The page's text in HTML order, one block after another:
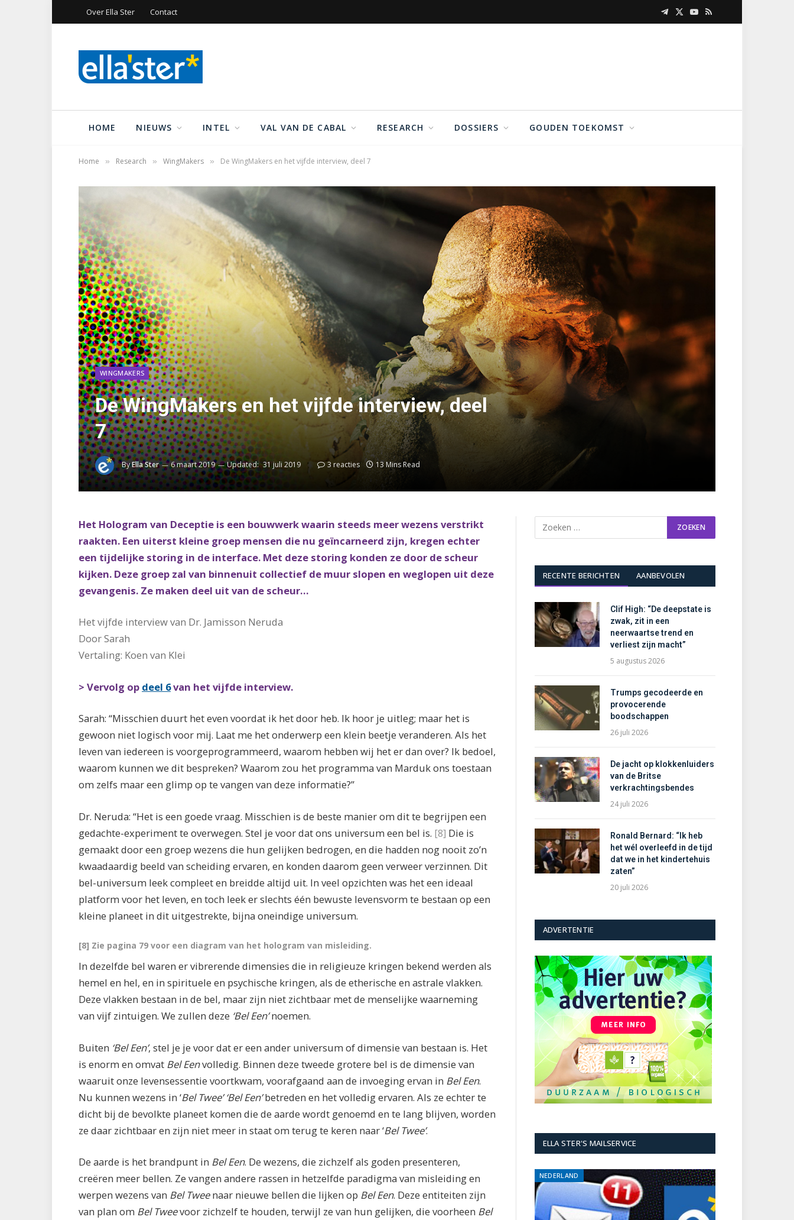
Over Ella Ster Contact Telegram
X
YouTube
RSS
HOME NIEUWS INTEL VAL VAN DE CABAL RESEARCH DOSSIERS GOUDEN TOEKOMST
Home » Research » WingMakers » De WingMakers en het vijfde interview, deel 7
WINGMAKERS
De WingMakers en het vijfde interview, deel
7
ByElla Ster 6 maart 2019 Updated: 31 juli 2019 3 reacties 13 Mins Read
Het Hologram van Deceptie is een bouwwerk waarin steeds meer wezens verstrikt
raakten. Een uiterst kleine groep mensen die nu geïncarneerd zijn, kregen echter
een tijdelijke storing in de interface. Met deze storing konden ze door de scheur
kijken. Deze groep zal van binnenuit collectief de muur slopen en weglopen uit deze
gevangenis. Ze maken deel uit van de scheur…
Het vijfde interview van Dr. Jamisson Neruda
Door Sarah
Vertaling: Koen van Klei
> Vervolg op deel 6van het vijfde interview.
Sarah: “Misschien duurt het even voordat ik het door heb. Ik hoor je uitleg; maar het is
gewoon niet logisch voor mij. Laat me het onderwerp een klein beetje veranderen. Als het
leven van iedereen is voorgeprogrammeerd, waarom hebben wij het er dan over? Ik bedoel,
waarom kunnen we dit bespreken? Waarom zou het programma van Marduk ons toestaan
om zelfs maar een glimp op te vangen van deze informatie?”
Dr. Neruda: “Het is een goede vraag. Misschien is de beste manier om dit te begrijpen een
gedachte-experiment te overwegen. Stel je voor dat ons universum een bel is. [8] Die is
gemaakt door een groep wezens die hun gelijken bedrogen, en die hadden nog nooit zo’n
kwaadaardig beeld van scheiding ervaren, en konden daarom geen verweer verzinnen. Dit
bel-universum leek compleet en breidde altijd uit. In veel opzichten was het een ideaal
platform voor het leven, en toch leek er slechts één bewuste levensvorm te bestaan op een
kleine planeet in dit uitgestrekte, bijna oneindige universum.
[8] Zie pagina 79 voor een diagram van het hologram van misleiding.
In dezelfde bel waren er vibrerende dimensies die in religieuze kringen bekend werden als
hemel en hel, en in spirituele en psychische kringen, als de etherische en astrale vlakken.
Deze vlakken bestaan in de bel, maar zijn niet zichtbaar met de menselijke waarneming
van vijf zintuigen. We zullen deze ‘Bel Een’noemen.
Buiten ‘Bel Een’, stel je je voor dat er een ander universum of dimensie van bestaan is. Het
is enorm en omvat Bel Eenvolledig. Binnen deze tweede grotere bel is de dimensie van
waaruit onze levensessentie voortkwam, voorafgaand aan de invoeging ervan in Bel Een.
Nu kunnen wezens in ‘Bel Twee’ ‘Bel Een’betreden en het volledig ervaren. Als ze echter te
dicht bij de bevolkte planeet komen die de aarde wordt genoemd en te lang blijven, worden
ze daar zichtbaar en zijn niet meer in staat om terug te keren naar ‘Bel Twee’.
De aarde is het brandpunt in Bel Een. De wezens, die zichzelf als goden presenteren,
creëren meer bellen. Ze vangen andere rassen in hetzelfde paradigma van misleiding en
werpen wezens van Bel Tweenaar nieuwe bellen die lijken op Bel Een. Deze entiteiten zijn
van plan om Bel Tweevoor zichzelf te houden, terwijl ze van hun gelijken, die voorheen Bel
RECENTE BERICHTEN AANBEVOLEN
Clif High: “De deepstate is
zwak, zit in een
neerwaartse trend en
verliest zijn macht”
5 augustus 2026
Trumps gecodeerde en
provocerende
boodschappen
26 juli 2026
De jacht op klokkenluiders
van de Britse
verkrachtingsbendes
24 juli 2026
Ronald Bernard: “Ik heb
het wél overleefd in de tijd
dat we in het kindertehuis
zaten”
20 juli 2026
ADVERTENTIE
ELLA STER'S MAILSERVICE
NEDERLAND